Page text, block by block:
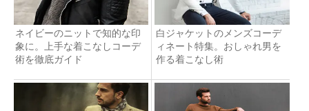
ネイビーのニットで知的な印
象に。上手な着こなしコーデ
術を徹底ガイド
白ジャケットのメンズコーデ
ィネート特集。おしゃれ男を
作る着こなし術